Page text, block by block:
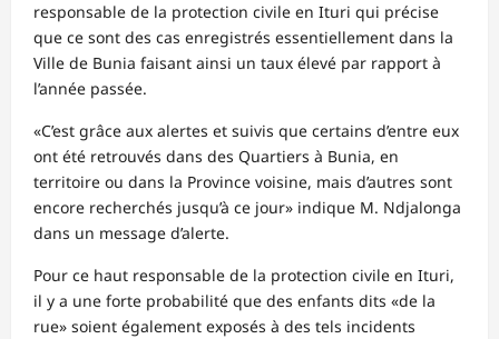
responsable de la protection civile en Ituri qui précise
que ce sont des cas enregistrés essentiellement dans la
Ville de Bunia faisant ainsi un taux élevé par rapport à
l’année passée.
«C’est grâce aux alertes et suivis que certains d’entre eux
ont été retrouvés dans des Quartiers à Bunia, en
territoire ou dans la Province voisine, mais d’autres sont
encore recherchés jusqu’à ce jour» indique M. Ndjalonga
dans un message d’alerte.
Pour ce haut responsable de la protection civile en Ituri,
il y a une forte probabilité que des enfants dits «de la
rue» soient également exposés à des tels incidents